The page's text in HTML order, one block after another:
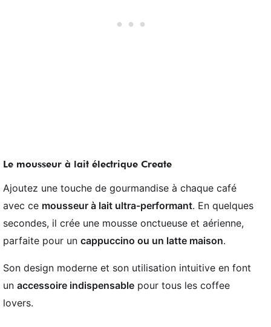
Le mousseur à lait électrique Create
Ajoutez une touche de gourmandise à chaque café
avec ce mousseur à lait ultra-performant. En quelques
secondes, il crée une mousse onctueuse et aérienne,
parfaite pour un cappuccino ou un latte maison.
Son design moderne et son utilisation intuitive en font
un accessoire indispensable pour tous les coffee
lovers.